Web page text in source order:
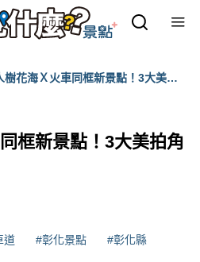
樹花海Ｘ火車同框新景點！3大美拍
框新景點！3大美拍角
道 #彰化景點 #彰化縣